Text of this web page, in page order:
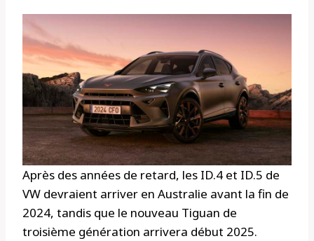
Après des années de retard, les ID.4 et ID.5 de
VW devraient arriver en Australie avant la fin de
2024, tandis que le nouveau Tiguan de
troisième génération arrivera début 2025.